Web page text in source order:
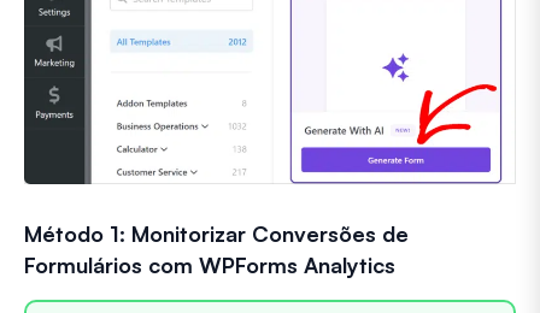
Método 1: Monitorizar Conversões de
Formulários com WPForms Analytics